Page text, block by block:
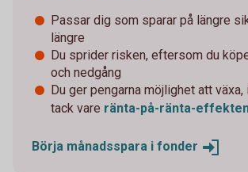
Passar dig som sparar på längre
längre
Du sprider risken, eftersom du
och nedgång
Du ger pengarna möjlighet att
tack vare ränta-på-ränta-
Börja månadsspara i fonder